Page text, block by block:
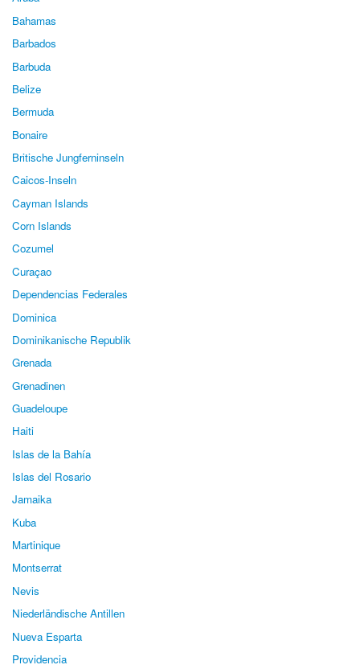
Bahamas
Barbados
Barbuda
Belize
Bermuda
Bonaire
Britische Jungferninseln
Caicos-Inseln
Cayman Islands
Corn Islands
Cozumel
Curaçao
Dependencias Federales
Dominica
Dominikanische Republik
Grenada
Grenadinen
Guadeloupe
Haiti
Islas de la Bahía
Islas del Rosario
Jamaika
Kuba
Martinique
Montserrat
Nevis
Niederländische Antillen
Nueva Esparta
Providencia